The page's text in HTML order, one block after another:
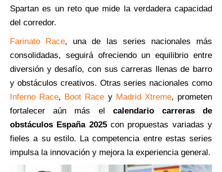
Spartan es un reto que mide la verdadera capacidad
del corredor.
Farinato Race, una de las series nacionales más
consolidadas, seguirá ofreciendo un equilibrio entre
diversión y desafío, con sus carreras llenas de barro
y obstáculos creativos. Otras series nacionales como
Inferno Race, Boot Race y Madrid Xtreme, prometen
fortalecer aún más el calendario carreras de
obstáculos España 2025con propuestas variadas y
fieles a su estilo. La competencia entre estas series
impulsa la innovación y mejora la experiencia general.